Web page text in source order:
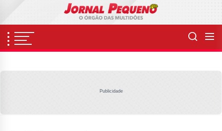
content
Publicidade